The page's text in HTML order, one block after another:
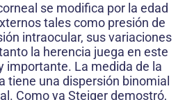
se modifica por la edad
tales como presión de
intraocular, sus variaciones
la herencia juega en este
importante. La medida de la
tiene una dispersión binomial
Como ya Steiger demostró,